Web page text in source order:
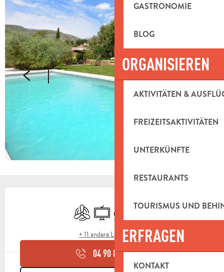
GASTRONOMIE
BLOG
ORGANISIEREN
AKTIVITÄTEN &
FREIZEITSAKTIVITÄTEN
UNTERKÜNFTE
RESTAURANTS
TOURISMUS UND
ERFRAGEN
KONTAKT
ÖFFNUNGSZEITEN &
Klimaanlage
FernsehenTerrasseSchwimmbad
+ 11 andere Leistung(en)
04 90 85 45▒▒